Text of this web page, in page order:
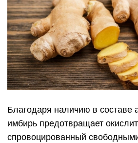
Благодаря наличию в составе
имбирь предотвращает
спровоцированный